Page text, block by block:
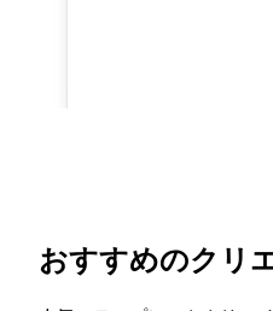
おすすめのクリ